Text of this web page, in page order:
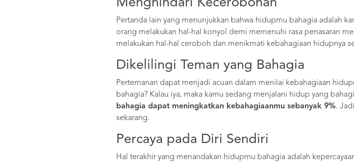
Pertanda lain yang menunjukkan bahwa hidupmu bahagia adalah
orang melakukan hal-hal konyol demi memenuhi rasa penasaran
melakukan hal-hal ceroboh dan menikmati kebahagiaan hidupnya
Dikelilingi Teman yang Bahagia
Pertemanan dapat menjadi acuan dalam menilai kebahagiaan
bahagia? Kalau iya, maka kamu sedang menjalani hidup yang
bahagia dapat meningkatkan kebahagiaanmu sebanyak 9%.
sekarang.
Percaya pada Diri Sendiri
Hal terakhir yang menandakan hidupmu bahagia adalah